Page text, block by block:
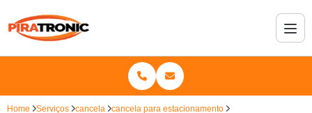
Home Serviços cancela
cancela para estacionamento